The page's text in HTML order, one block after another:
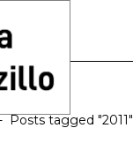
Posts tagged "2011"